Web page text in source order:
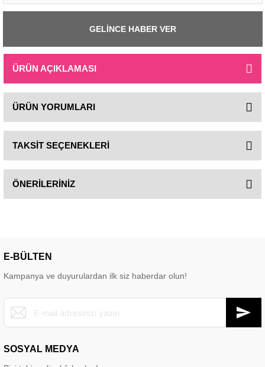
GELİNCE HABER VER
ÜRÜN AÇIKLAMASI
ÜRÜN YORUMLARI
TAKSİT SEÇENEKLERİ
ÖNERİLERİNİZ
E-BÜLTEN
Kampanya ve duyurulardan ilk siz haberdar olun!
SOSYAL MEDYA